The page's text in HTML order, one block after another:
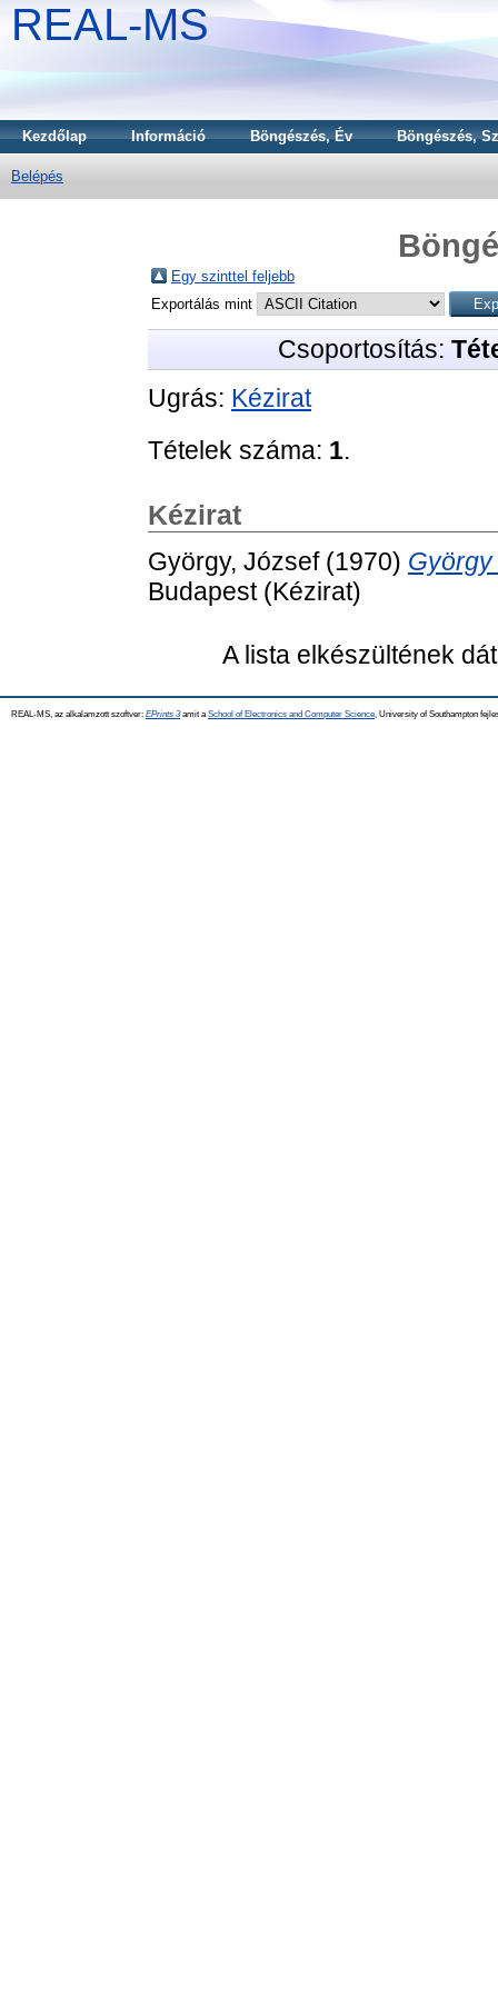
REAL-MS
Kezdőlap Információ Böngészés, Év Böngészés,
Belépés
Egy szinttel feljebb
Exportálás mint
Csoportosítás:
Ugrás: Kézirat
Tételek száma: 1.
Kézirat
György, József(1970)
Budapest (Kézirat)
A lista elkészültének
REAL-MS, az alkalamzott szoftver: EPrints 3amit a School of Electronics and Computer Science , University of Southampton